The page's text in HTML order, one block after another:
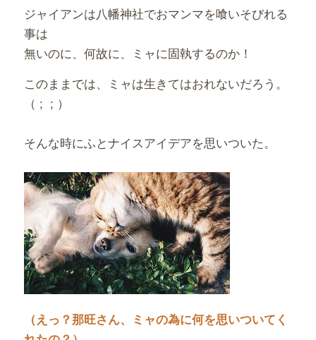
ジャイアンは八幡神社でおマンマを喰いそびれる
事は
無いのに、何故に、ミャに固執するのか！
このままでは、ミャは生きてはおれないだろう。
（ ; ; ）
そんな時にふとナイスアイデアを思いついた。
（えっ？那旺さん、ミャの為に何を思いついてく